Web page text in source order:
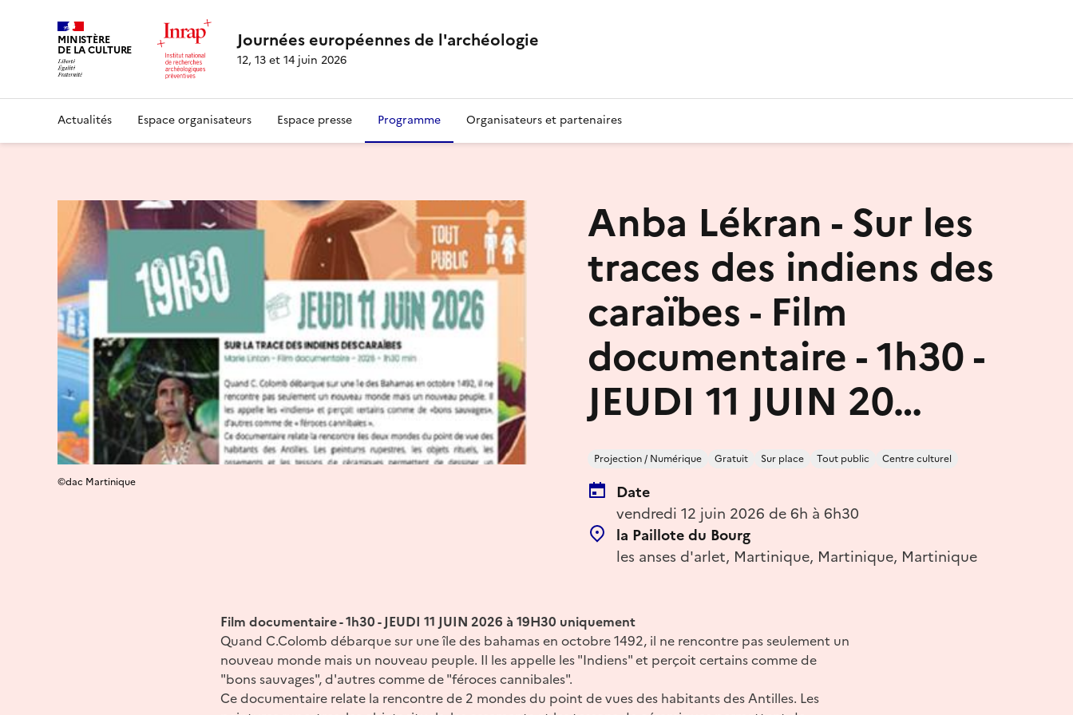
MINISTÈRE
DE LA CULTURE Journées européennes de l'archéologie
12, 13 et 14 juin 2026
Actualités Espace organisateurs Espace presse Programme Organisateurs et partenaires
Anba Lékran - Sur les
traces des indiens des
caraïbes - Film
documentaire - 1h30 -
JEUDI 11 JUIN 20…
Projection / Numérique Gratuit Sur place Tout public Centre culturel
Date
vendredi 12 juin 2026 de 6h à 6h30
la Paillote du Bourg
les anses d'arlet, Martinique, Martinique, Martinique
©dac Martinique
Film documentaire - 1h30 - JEUDI 11 JUIN 2026 à 19H30 uniquement
Quand C.Colomb débarque sur une île des bahamas en octobre 1492, il ne rencontre pas seulement un
nouveau monde mais un nouveau peuple. Il les appelle les "Indiens" et perçoit certains comme de
"bons sauvages", d'autres comme de "féroces cannibales".
Ce documentaire relate la rencontre de 2 mondes du point de vues des habitants des Antilles. Les